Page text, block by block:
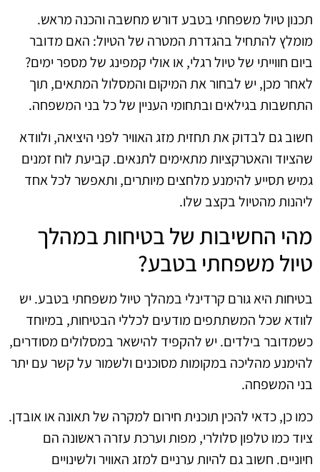
תכנון טיול משפחתי בטבע דורש מחשבה והכנה מראש.
מומלץ להתחיל בהגדרת המטרה של הטיול: האם מדובר
ביום חווייתי של טיול רגלי, או אולי קמפינג של מספר ימים?
לאחר מכן, יש לבחור את המיקום והמסלול המתאים, תוך
התחשבות בגילאים ובתחומי העניין של כל בני המשפחה.
חשוב גם לבדוק את תחזית מזג האוויר לפני היציאה, ולוודא
שהציוד והאטרקציות מתאימים לתנאים. קביעת לוח זמנים
גמיש תסייע להימנע מלחצים מיותרים, ותאפשר לכל אחד
ליהנות מהטיול בקצב שלו.
מהי החשיבות של בטיחות במהלך
טיול משפחתי בטבע?
בטיחות היא גורם קרדינלי במהלך טיול משפחתי בטבע. יש
לוודא שכל המשתתפים מודעים לכללי הבטיחות, במיוחד
כשמדובר בילדים. יש להקפיד להישאר במסלולים מסודרים,
להימנע מהליכה במקומות מסוכנים ולשמור על קשר עם יתר
בני המשפחה.
כמו כן, כדאי להכין תוכנית חירום למקרה של תאונה או אובדן.
ציוד כמו טלפון סלולרי, מפות וערכת עזרה ראשונה הם
חיוניים. חשוב גם להיות ערניים למזג האוויר ולשינויים